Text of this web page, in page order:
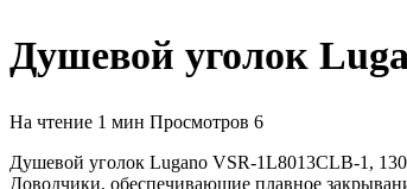
Душевой уголок
На чтение 1 мин Просмотров 6
Душевой уголок Lugano VSR-1L8013CLB-1,
Доводчики, обеспечивающие плавное